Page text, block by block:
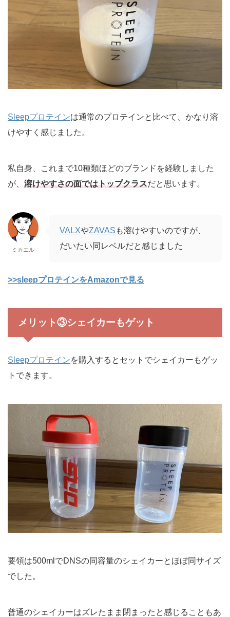
Sleepプロテインは通常のプロテインと比べて、かなり溶
けやすく感じました。
私自身、これまで10種類ほどのブランドを経験しました
が、 溶けやすさの面ではトップクラスだと思います。
ミカエル
VALXやZAVAS も溶けやすいのですが、
だいたい同レベルだと感じました
>>sleepプロテインをAmazonで見る
メリット③シェイカーもゲット
Sleepプロテインを購入するとセットでシェイカーもゲッ
トできます。
要領は500mlでDNSの同容量のシェイカーとほぼ同サイズ
でした。
普通のシェイカーはズレたまま閉まったと感じることもあ